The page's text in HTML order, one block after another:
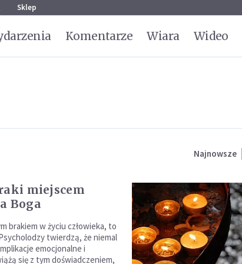
Sklep
Komentarze Wiara Wideo
Najnowsze
miejscem
Boga
brakiem w życiu człowieka, to
twierdzą, że niemal
emocjonalne i
się z tym doświadczeniem,